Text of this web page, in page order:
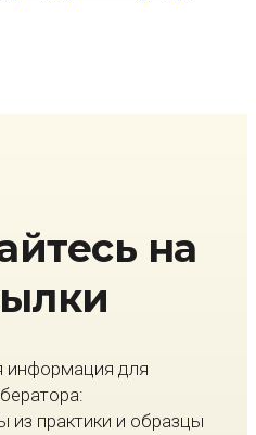
на
информация для
из практики и образцы